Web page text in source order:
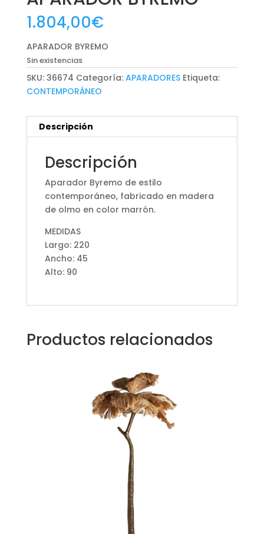
1.804,00€
APARADOR BYREMO
Sin existencias
SKU: 36674 Categoría: APARADORES Etiqueta:
CONTEMPORÁNEO
Descripción
Descripción
Aparador Byremo de estilo
contemporáneo, fabricado en madera
de olmo en color marrón.
MEDIDAS
Largo: 220
Ancho: 45
Alto: 90
Productos relacionados